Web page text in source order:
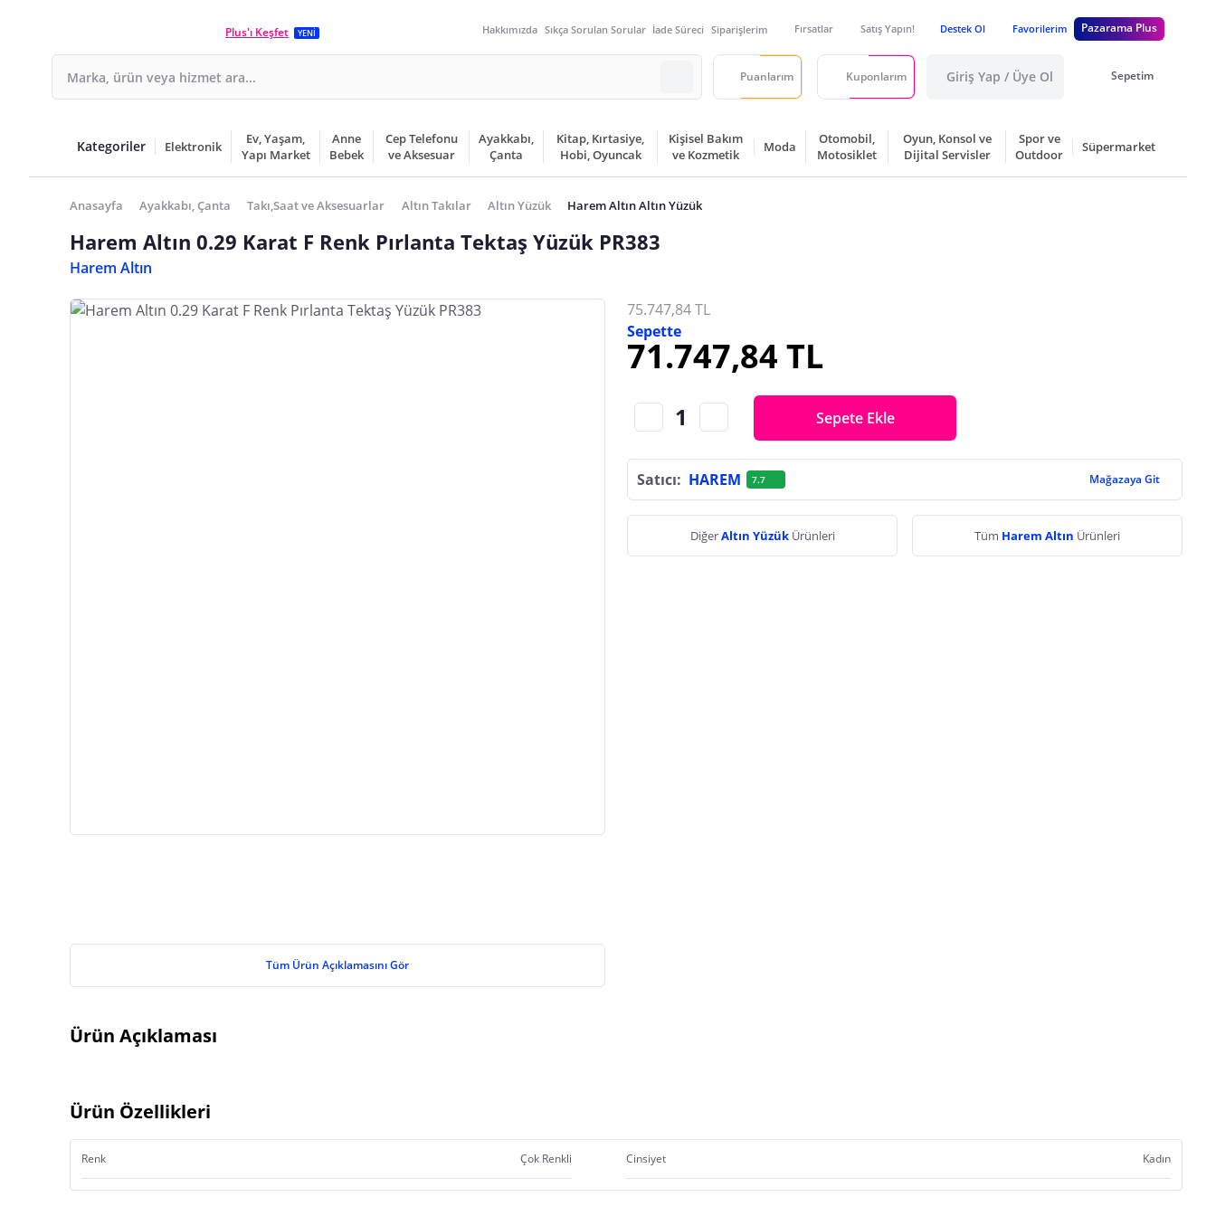
Plus'ı Keşfet YENİ Hakkımızda Sıkça Sorulan Sorular İade Süreci Siparişlerim Fırsatlar Satış Yapın! Destek Ol Favorilerim Pazarama Plus
Puanlarım Kuponlarım Giriş Yap / Üye Ol Sepetim
Kategoriler Elektronik
Ev, Yaşam,
Yapı Market
Anne
Bebek
Cep Telefonu
ve Aksesuar
Ayakkabı,
Çanta
Kitap, Kırtasiye,
Hobi, Oyuncak
Kişisel Bakım
ve Kozmetik
Moda
Otomobil,
Motosiklet
Oyun, Konsol ve
Dijital Servisler
Spor ve
Outdoor
Süpermarket
Anasayfa Ayakkabı, Çanta Takı,Saat ve Aksesuarlar Altın Takılar Altın Yüzük Harem Altın Altın Yüzük
Harem Altın 0.29 Karat F Renk Pırlanta Tektaş Yüzük PR383
Harem Altın
Tüm Ürün Açıklamasını Gör
75.747,84 TL
Sepette
71.747,84 TL
Sepete Ekle
Satıcı: HAREM 7.7 Mağazaya Git
DiğerAltın Yüzük Ürünleri Tüm Harem Altın Ürünleri
Ürün Açıklaması
Ürün Özellikleri
Renk Çok Renkli Cinsiyet Kadın